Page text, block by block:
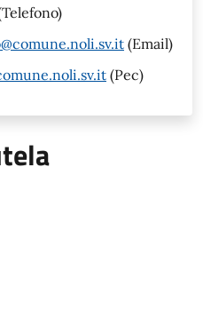
(Email)
(Pec)